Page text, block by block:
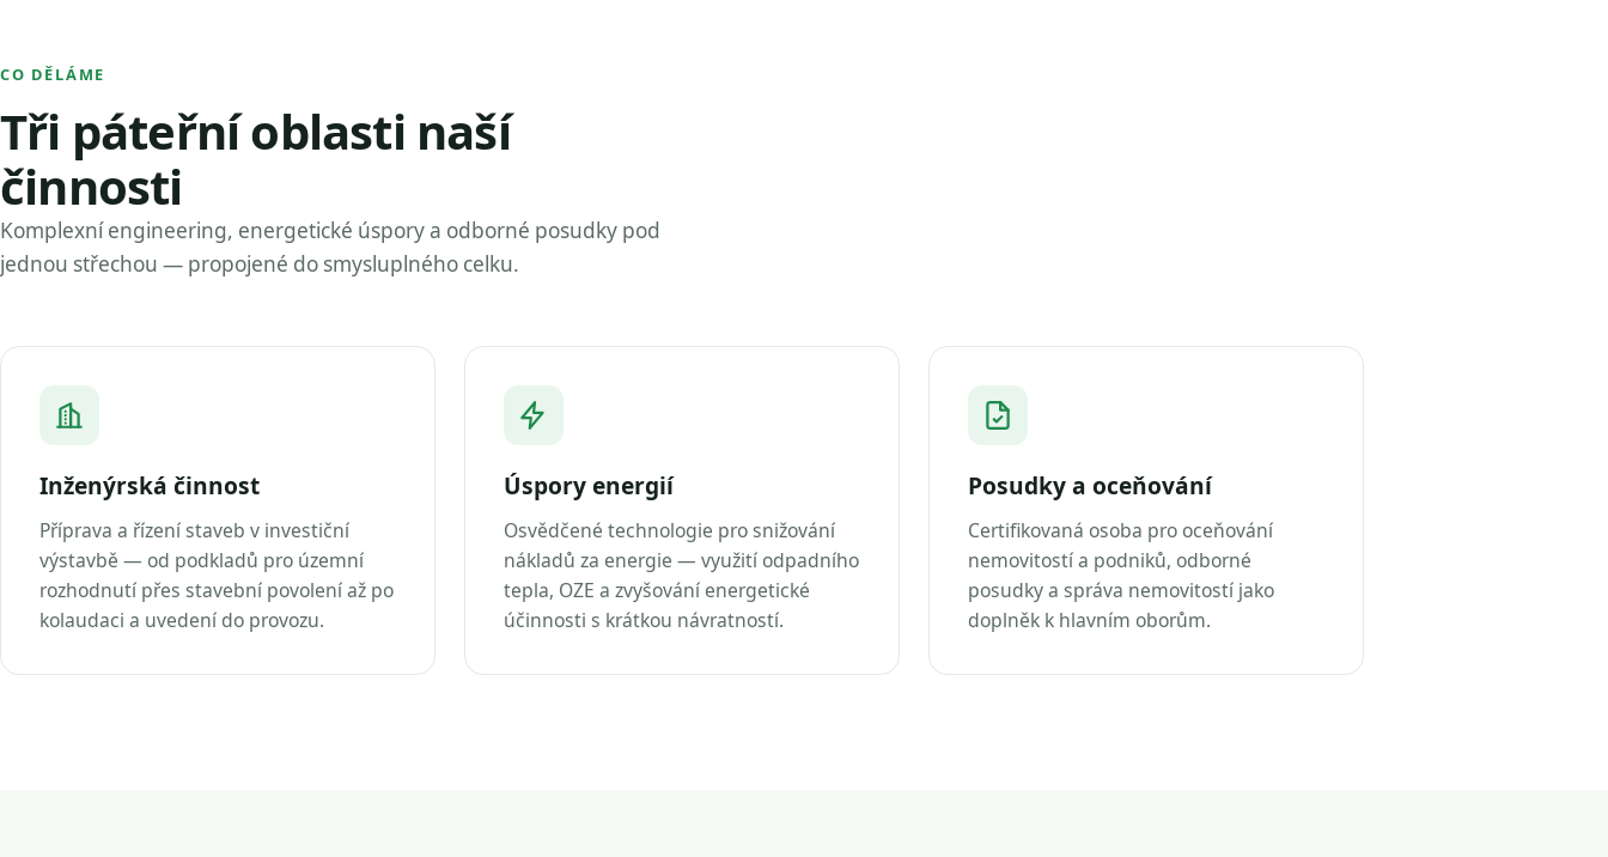
CO DĚLÁME
Tři páteřní oblasti naší
činnosti
Komplexní engineering, energetické úspory a odborné posudky pod
jednou střechou — propojené do smysluplného celku.
Inženýrská činnost
Příprava a řízení staveb v investiční
výstavbě — od podkladů pro územní
rozhodnutí přes stavební povolení až po
kolaudaci a uvedení do provozu.
Úspory energií
Osvědčené technologie pro snižování
nákladů za energie — využití odpadního
tepla, OZE a zvyšování energetické
účinnosti s krátkou návratností.
Posudky a oceňování
Certifikovaná osoba pro oceňování
nemovitostí a podniků, odborné
posudky a správa nemovitostí jako
doplněk k hlavním oborům.